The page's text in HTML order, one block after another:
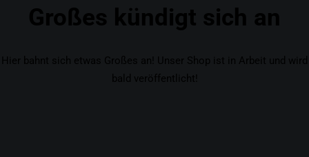
Großes kündigt sich an
Hier bahnt sich etwas Großes an! Unser Shop ist in Arbeit und wird
bald veröffentlicht!